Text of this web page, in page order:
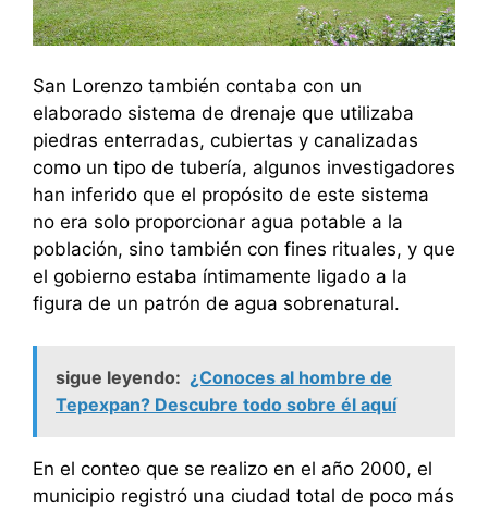
San Lorenzo también contaba con un
elaborado sistema de drenaje que utilizaba
piedras enterradas, cubiertas y canalizadas
como un tipo de tubería, algunos investigadores
han inferido que el propósito de este sistema
no era solo proporcionar agua potable a la
población, sino también con fines rituales, y que
el gobierno estaba íntimamente ligado a la
figura de un patrón de agua sobrenatural.
sigue leyendo: ¿Conoces al hombre de
Tepexpan? Descubre todo sobre él aquí
En el conteo que se realizo en el año 2000, el
municipio registró una ciudad total de poco más